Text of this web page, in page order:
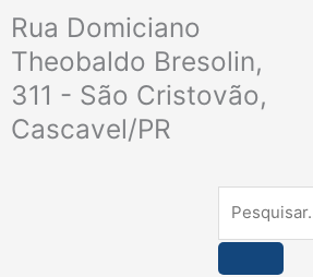
para
conteúdo
Rua Domiciano
Theobaldo Bresolin,
311 - São Cristovão,
Cascavel/PR